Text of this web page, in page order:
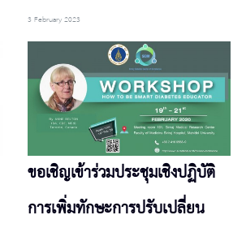
3 February 2023
ขอเชิญเข้าร่วมประชุมเชิงปฏิบัติ
การเพิ่มทักษะการปรับเปลี่ยน